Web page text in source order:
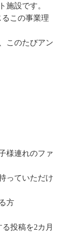
修・セミナー
レット
報
施設です。
この事業理
このたびアン
様連れのファ
っていただけ
方
る投稿を2カ月